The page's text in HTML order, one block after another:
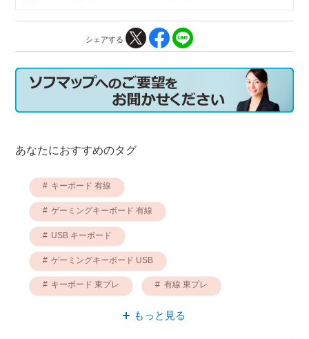
シェアする
あなたにおすすめのタグ
キーボード 有線
ゲーミングキーボード 有線
USB キーボード
ゲーミングキーボード USB
キーボード 東プレ 有線 東プレ
もっと見る